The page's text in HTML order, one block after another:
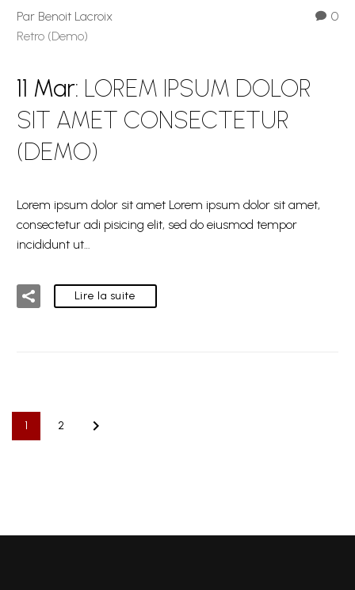
0
Par Benoit Lacroix
Retro (Demo)
11 Mar: LOREM IPSUM DOLOR
SIT AMET CONSECTETUR
(DEMO)
Lorem ipsum dolor sit amet Lorem ipsum dolor sit amet,
consectetur adi pisicing elit, sed do eiusmod tempor
incididunt ut…
Lire la suite
1 2